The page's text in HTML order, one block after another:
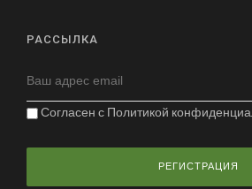
РАССЫЛКА
Согласен с Политикой